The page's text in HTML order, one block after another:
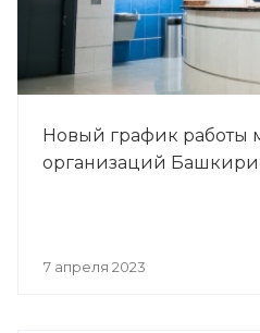
Новый график работы
организаций
7 апреля 2023